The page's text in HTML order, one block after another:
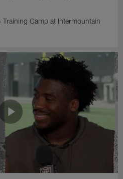
Camp at Intermountain